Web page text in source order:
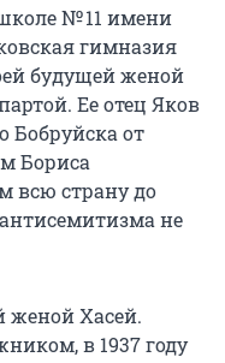
№ 11 имени
гимназия
будущей женой
Ее отец Яков
Бобруйска от
Бориса
всю страну до
не
женой Хасей.
в 1937 году